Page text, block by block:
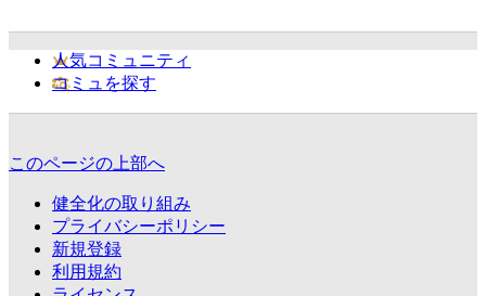
人気コミュニティ
コミュを探す
このページの上部へ
健全化の取り組み
プライバシーポリシー
新規登録
利用規約